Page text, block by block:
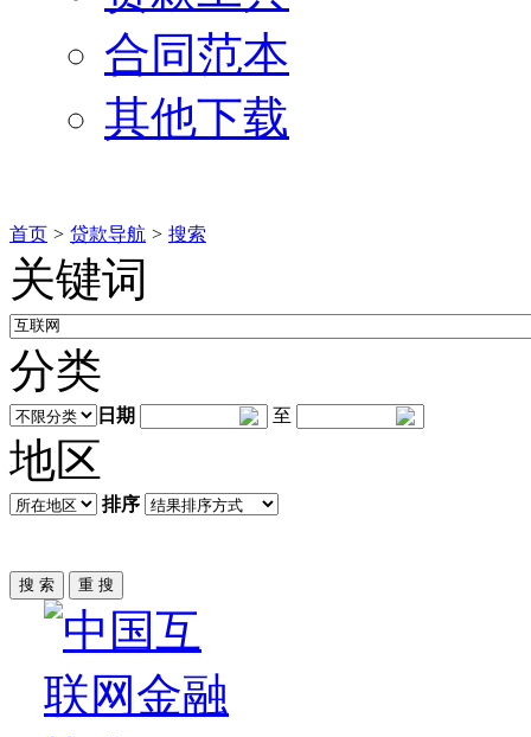
合同范本
其他下载
首页 > 贷款导航 > 搜索
关键词
分类
日期 至
地区
排序